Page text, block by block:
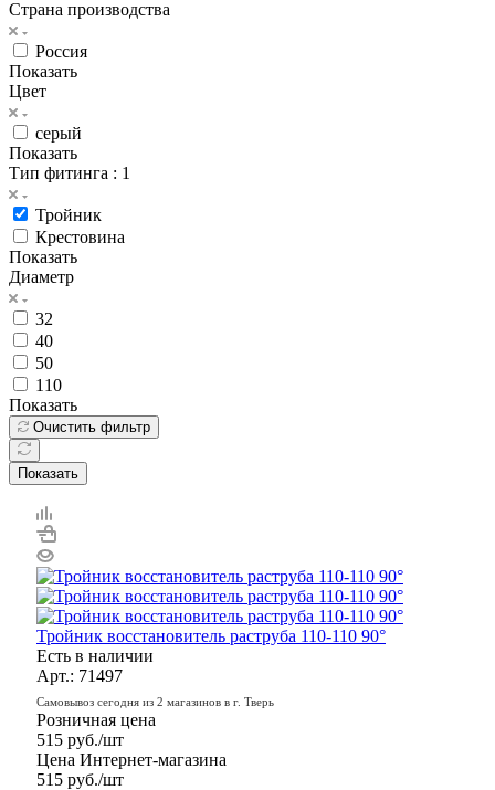
Страна производства
Россия
Показать
Цвет
серый
Показать
Тип фитинга : 1
Тройник
Крестовина
Показать
Диаметр
32
40
50
110
Показать
Очистить фильтр
Показать
Тройник восстановитель раструба 110-110 90°
Есть в наличии
Арт.: 71497
Самовывоз сегодня из 2 магазинов в г. Тверь
Розничная цена
515 руб./шт
Цена Интернет-магазина
515 руб./шт